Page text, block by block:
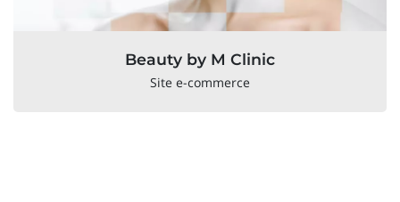
Beauty by M Clinic
Site e-commerce